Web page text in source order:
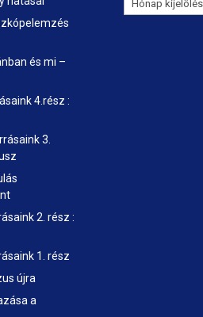
és mi –
4.rész :
3.
2. rész :
1. rész
újra
a
BLOG